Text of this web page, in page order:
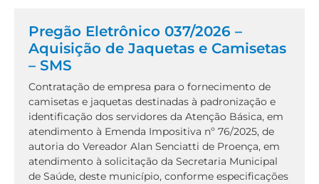
Pregão Eletrônico 037/2026 –
Aquisição de Jaquetas e Camisetas
– SMS
Contratação de empresa para o fornecimento de
camisetas e jaquetas destinadas à padronização e
identificação dos servidores da Atenção Básica, em
atendimento à Emenda Impositiva nº 76/2025, de
autoria do Vereador Alan Senciatti de Proença, em
atendimento à solicitação da Secretaria Municipal
de Saúde, deste município, conforme especificações